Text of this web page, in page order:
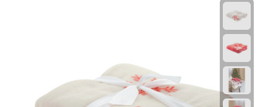
Opvouwbare drinkfles
Drinkflessen met karabijnhaak